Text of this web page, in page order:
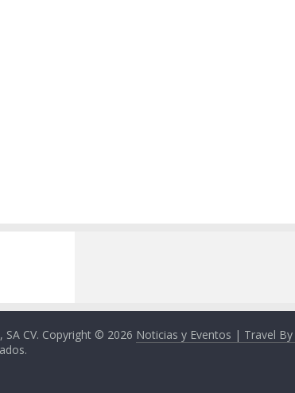
SA CV. Copyright © 2026 Noticias y Eventos | Travel